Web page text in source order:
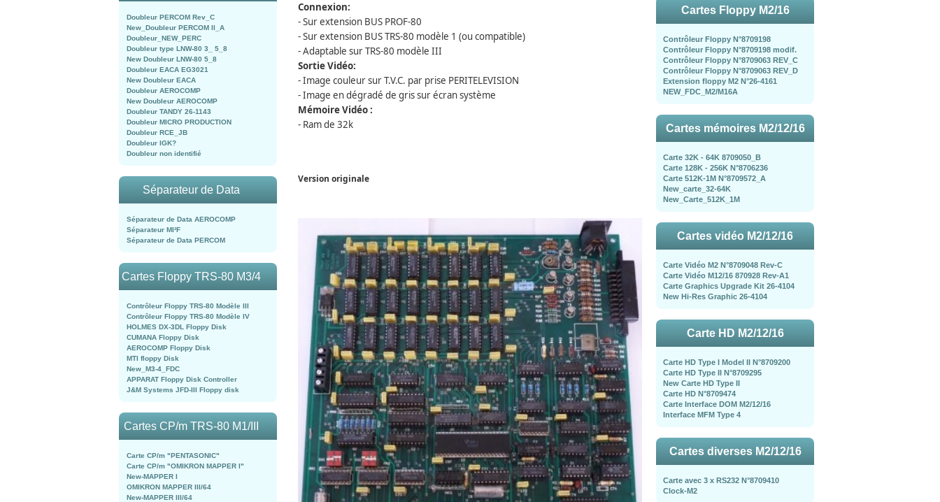
Doubleur PERCOM Rev_C
New_Doubleur PERCOM II_A
Doubleur_NEW_PERC
Doubleur type LNW-80 3_ 5_8
New Doubleur LNW-80 5_8
Doubleur EACA EG3021
New Doubleur EACA
Doubleur AEROCOMP
New Doubleur AEROCOMP
Doubleur TANDY 26-1143
Doubleur MICRO PRODUCTION
Doubleur RCE_JB
Doubleur IGK?
Doubleur non identifié
Séparateur de Data
Séparateur de Data AEROCOMP
Séparateur MI²F
Séparateur de Data PERCOM
Cartes Floppy TRS-80 M3/4
Contrôleur Floppy TRS-80 Modèle III
Contrôleur Floppy TRS-80 Modèle IV
HOLMES DX-3DL Floppy Disk
CUMANA Floppy Disk
AEROCOMP Floppy Disk
MTI floppy Disk
New_M3-4_FDC
APPARAT Floppy Disk Controller
J&M Systems JFD-III Floppy disk
Cartes CP/m TRS-80 M1/III
Carte CP/m "PENTASONIC"
Carte CP/m "OMIKRON MAPPER I"
New-MAPPER I
OMIKRON MAPPER III/64
New-MAPPER III/64
Connexion:
- Sur extension BUS PROF-80
- Sur extension BUS TRS-80 modèle 1 (ou compatible)
- Adaptable sur TRS-80 modèle III
Sortie Vidéo:
- Image couleur sur T.V.C. par prise PERITELEVISION
- Image en dégradé de gris sur écran système
Mémoire Vidéo :
- Ram de 32k
Version originale
Cartes Floppy M2/16
Contrôleur Floppy N°8709198
Contrôleur Floppy N°8709198 modif.
Contrôleur Floppy N°8709063 REV_C
Contrôleur Floppy N°8709063 REV_D
Extension floppy M2 N°26-4161
NEW_FDC_M2/M16A
Cartes mémoires M2/12/16
Carte 32K - 64K 8709050_B
Carte 128K - 256K N°8706236
Carte 512K-1M N°8709572_A
New_carte_32-64K
New_Carte_512K_1M
Cartes vidéo M2/12/16
Carte Vidéo M2 N°8709048 Rev-C
Carte Vidéo M12/16 870928 Rev-A1
Carte Graphics Upgrade Kit 26-4104
New Hi-Res Graphic 26-4104
Carte HD M2/12/16
Carte HD Type I Model II N°8709200
Carte HD Type II N°8709295
New Carte HD Type II
Carte HD N°8709474
Carte Interface DOM M2/12/16
Interface MFM Type 4
Cartes diverses M2/12/16
Carte avec 3 x RS232 N°8709410
Clock-M2